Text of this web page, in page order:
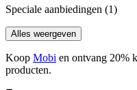
Speciale aanbiedingen (1)
Alles weergeven
Koop Mobi en ontvang 20%
producten.